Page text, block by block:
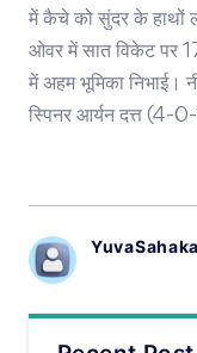
में कैचे को सुंदर के हाथों
ओवर में सात विकेट पर
में अहम भूमिका
स्पिनर आर्यन दत्त (4-